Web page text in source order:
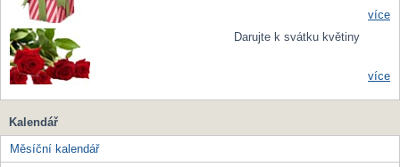
více
Darujte k svátku květiny
více
Kalendář
Měsíční kalendář